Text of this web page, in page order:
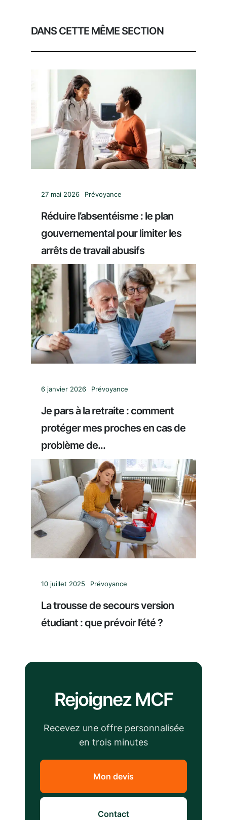
DANS CETTE MÊME SECTION
27 mai 2026 Prévoyance
Réduire l’absentéisme : le plan
gouvernemental pour limiter les
arrêts de travail abusifs
6 janvier 2026 Prévoyance
Je pars à la retraite : comment
protéger mes proches en cas de
problème de...
10 juillet 2025 Prévoyance
La trousse de secours version
étudiant : que prévoir l’été ?
Rejoignez MCF
Recevez une offre personnalisée
en trois minutes
Mon devis
Contact